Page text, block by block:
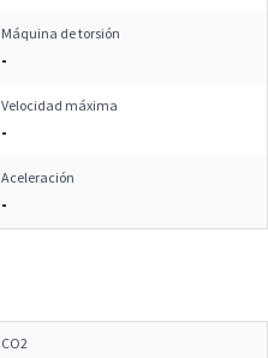
Máquina de torsión
-
Velocidad máxima
-
Aceleración
-
CO2